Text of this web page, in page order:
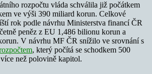
rozpočtu vláda schválila již počátkem
ve výši 390 miliard korun. Celkové
rok podle návrhu Ministerstva financí ČR
peněz z EU 1,486 bilionu korun a
V návrhu MF ČR snížilo ve srovnání s
, který počítá se schodkem 500
než polovině kapitol.